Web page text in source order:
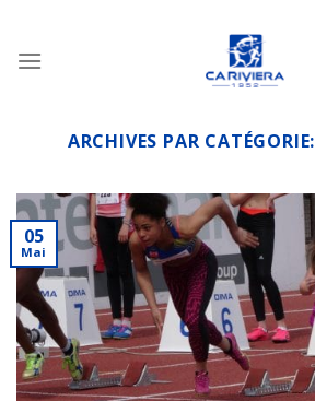
contenu
ARCHIVES PAR CATÉGORIE:
05
Mai